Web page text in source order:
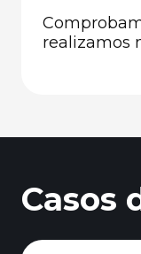
realizamos
Casos